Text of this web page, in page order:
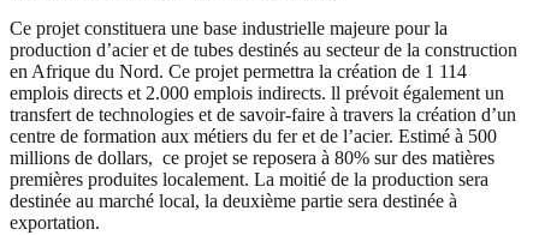
Ce projet constituera une base industrielle majeure pour la
production d’acier et de tubes destinés au secteur de la construction
en Afrique du Nord. Ce projet permettra la création de 1 114
emplois directs et 2.000 emplois indirects. ll prévoit également un
transfert de technologies et de savoir-faire à travers la création d’un
centre de formation aux métiers du fer et de l’acier. Estimé à 500
millions de dollars, ce projet se reposera à 80% sur des matières
premières produites localement. La moitié de la production sera
destinée au marché local, la deuxième partie sera destinée à
exportation.